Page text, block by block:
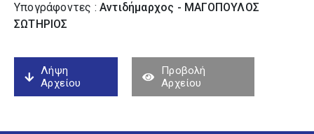
Υπογράφοντες : Αντιδήμαρχος - ΜΑΓΟΠΟΥΛΟΣ
ΣΩΤΗΡΙΟΣ
Λήψη
Αρχείου
Προβολή
Αρχείου